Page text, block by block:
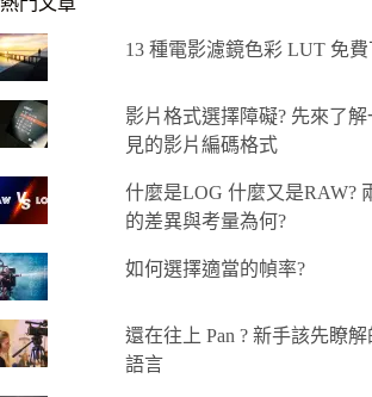
13 種電影濾鏡色彩 LUT 免
影片格式選擇障礙? 先來了
見的影片編碼格式
什麼是LOG 什麼又是RAW?
的差異與考量為何?
如何選擇適當的幀率?
還在往上 Pan ? 新手該先瞭
語言